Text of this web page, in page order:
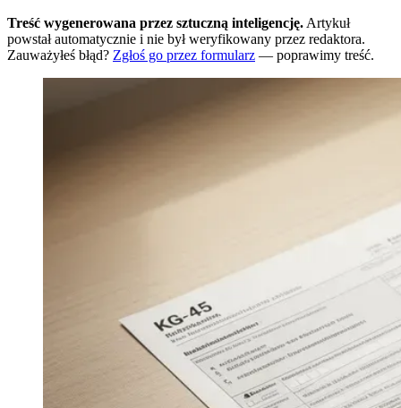
Treść wygenerowana przez sztuczną inteligencję. Artykuł
powstał automatycznie i nie był weryfikowany przez redaktora.
Zauważyłeś błąd? Zgłoś go przez formularz — poprawimy treść.